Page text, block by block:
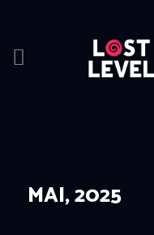
EVENTS
MAI, 2025